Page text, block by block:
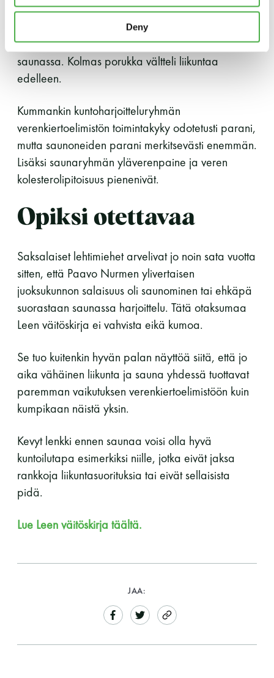
Deny
ryhmä harjoitteli kahdeksan viikkoa UKK-instituutin
kansallisen liikuntasuosituksen mukaisesti. Toinen
teki saman, mutta kävi aina liikunnan jälkeen
saunassa. Kolmas porukka vältteli liikuntaa
edelleen.
Kummankin kuntoharjoitteluryhmän
verenkiertoelimistön toimintakyky odotetusti parani,
mutta saunoneiden parani merkitsevästi enemmän.
Lisäksi saunaryhmän yläverenpaine ja veren
kolesterolipitoisuus pienenivät.
Opiksi otettavaa
Saksalaiset lehtimiehet arvelivat jo noin sata vuotta
sitten, että Paavo Nurmen ylivertaisen
juoksukunnon salaisuus oli saunominen tai ehkäpä
suorastaan saunassa harjoittelu. Tätä otaksumaa
Leen väitöskirja ei vahvista eikä kumoa.
Se tuo kuitenkin hyvän palan näyttöä siitä, että jo
aika vähäinen liikunta ja sauna yhdessä tuottavat
paremman vaikutuksen verenkiertoelimistöön kuin
kumpikaan näistä yksin.
Kevyt lenkki ennen saunaa voisi olla hyvä
kuntoilutapa esimerkiksi niille, jotka eivät jaksa
rankkoja liikuntasuorituksia tai eivät sellaisista
pidä.
Lue Leen väitöskirja täältä.
JAA: